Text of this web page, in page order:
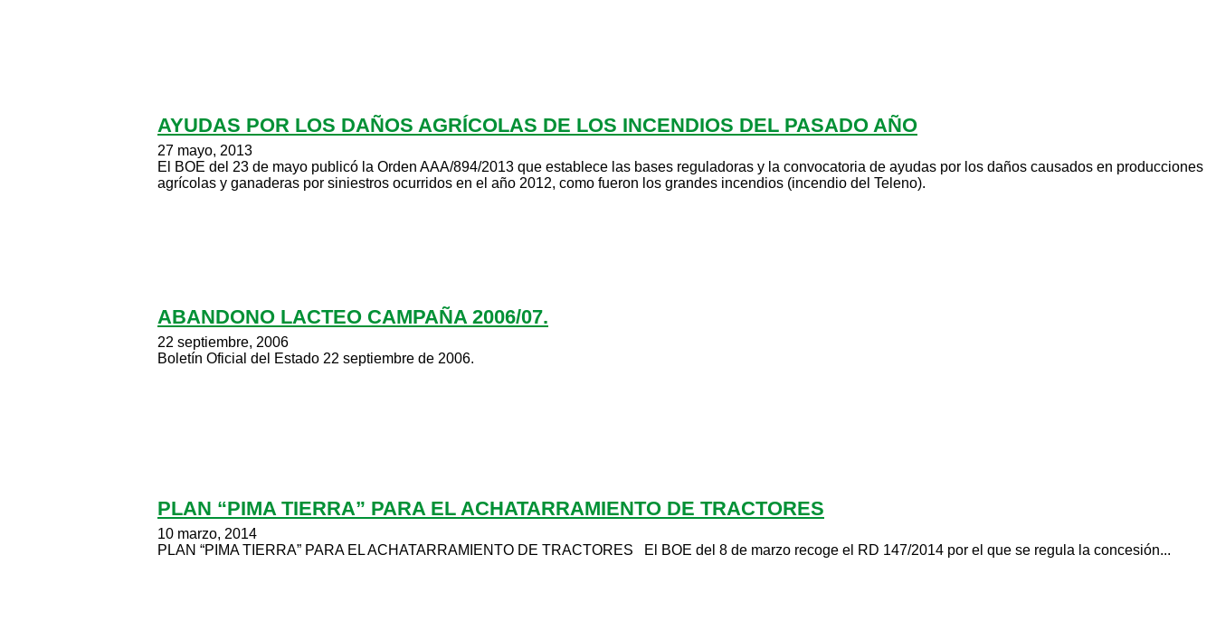
AYUDAS POR LOS DAÑOS AGRÍCOLAS DE LOS INCENDIOS DEL PASADO AÑO
27 mayo, 2013
El BOE del 23 de mayo publicó la Orden AAA/894/2013 que establece las bases reguladoras y la convocatoria de ayudas por los daños causados en producciones
agrícolas y ganaderas por siniestros ocurridos en el año 2012, como fueron los grandes incendios (incendio del Teleno).
ABANDONO LACTEO CAMPAÑA 2006/07.
22 septiembre, 2006
Boletín Oficial del Estado 22 septiembre de 2006.
PLAN “PIMA TIERRA” PARA EL ACHATARRAMIENTO DE TRACTORES
10 marzo, 2014
PLAN “PIMA TIERRA” PARA EL ACHATARRAMIENTO DE TRACTORES El BOE del 8 de marzo recoge el RD 147/2014 por el que se regula la concesión...